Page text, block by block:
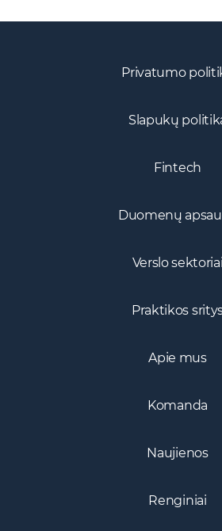
Privatumo
Slapukų
Fintech
Duomenų
Verslo sektoriai
Praktikos
Apie mus
Komanda
Naujienos
Renginiai